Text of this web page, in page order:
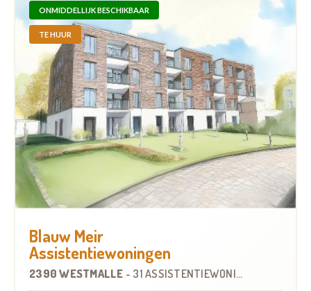
ONMIDDELLIJK BESCHIKBAAR
TE HUUR
Blauw Meir
Assistentiewoningen
2390 WESTMALLE - 31 ASSISTENTIEWONINGEN